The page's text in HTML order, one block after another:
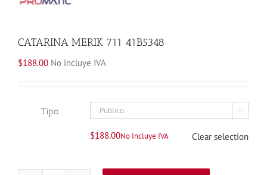
CATARINA MERIK 711 41B5348
$188.00 No incluye IVA
Tipo 
$188.00No Incluye IVA Clear selection